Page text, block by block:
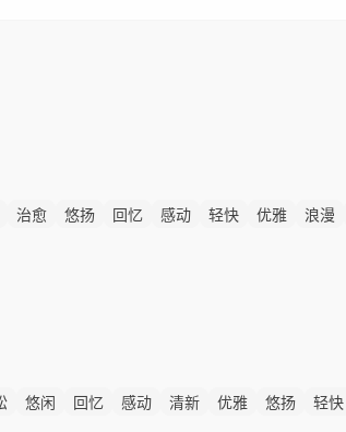
治愈 悠扬 回忆 感动 轻快 优雅 浪漫
悠闲 回忆 感动 清新 优雅 悠扬 轻快